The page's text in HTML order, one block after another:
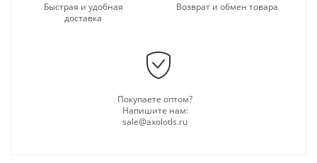
Быстрая и удобная
доставка
Возврат и обмен товара
Покупаете оптом?
Напишите нам:
sale@axolotls.ru